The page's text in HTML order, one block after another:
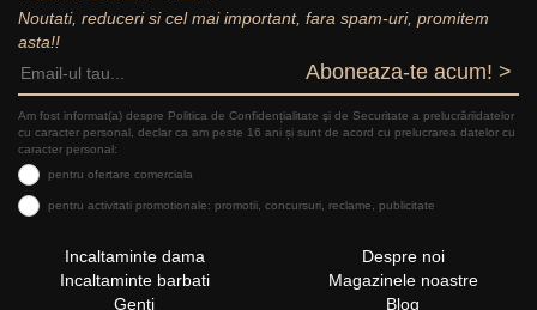
Noutati, reduceri si cel mai important, fara spam-uri, promitem
asta!!
Aboneaza-te acum! >
Am fost informat(a) despre Politica de Confidențialitate şi de Securitate a prelucrăriidatelor
cu caracter personal, declar ca am peste 16 ani și sunt de acord cu prelucrarea datelor cu
caracter personal:
pentru ofertare comerciala
pentru activitati promotionale: promotii, concursuri, reclame, publicitate
Incaltaminte dama
Incaltaminte barbati
Genti
Despre noi
Magazinele noastre
Blog